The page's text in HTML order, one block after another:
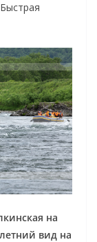
на
вид на